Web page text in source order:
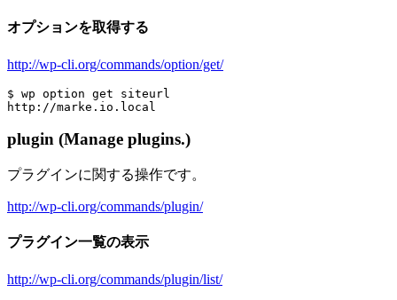
オプションを取得する
http://wp-cli.org/commands/option/get/
$ wp option get siteurl
plugin (Manage plugins.)
プラグインに関する操作です。
http://wp-cli.org/commands/plugin/
プラグイン一覧の表示
http://wp-cli.org/commands/plugin/list/